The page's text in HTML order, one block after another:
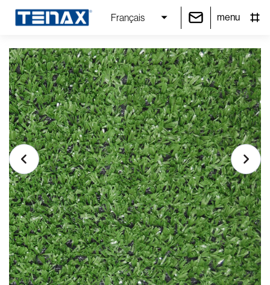
Français menu